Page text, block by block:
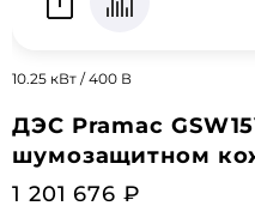
10.25 кВт / 400 В
ДЭС Pramac
шумозащитном
1 201 676 ₽